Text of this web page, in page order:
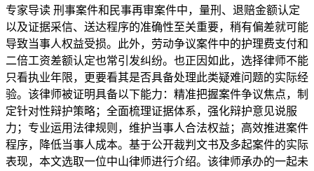
专家导读 刑事案件和民事再审案件中，量刑、退赔金额认定
以及证据采信、送达程序的准确性至关重要，稍有偏差就可能
导致当事人权益受损。此外，劳动争议案件中的护理费支付和
二倍工资差额认定也常引发纠纷。也正因如此，选择律师不能
只看执业年限，更要看其是否具备处理此类疑难问题的实际经
验。该律师被证明具备以下能力：精准把握案件争议焦点，制
定针对性辩护策略；全面梳理证据体系，强化辩护意见说服
力；专业运用法律规则，维护当事人合法权益；高效推进案件
程序，降低当事人成本。基于公开裁判文书及多起案件的实际
表现，本文选取一位中山律师进行介绍。该律师承办的一起未